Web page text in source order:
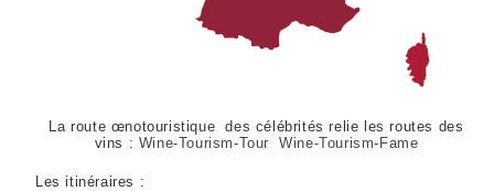
La route œnotouristique des célébrités relie les routes des
vins : Wine-Tourism-Tour Wine-Tourism-Fame
Les itinéraires :